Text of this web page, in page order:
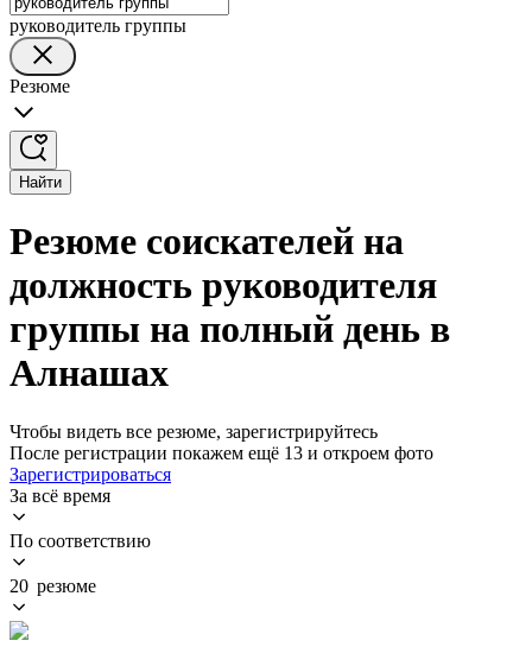
руководитель группы
Резюме
Найти
Резюме соискателей на
должность руководителя
группы на полный день в
Алнашах
Чтобы видеть все резюме, зарегистрируйтесь
После регистрации покажем ещё 13 и откроем фото
Зарегистрироваться
За всё время
По соответствию
20 резюме